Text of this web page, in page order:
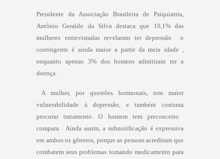
Presidente da Associação Brasileira de Psiquiatria,
Antônio Geraldo da Silva destaca que 10,1% das
mulheres entrevistadas revelaram ter depressão  o
contingente é ainda maior a partir da meia idade ,
enquanto apenas 3% dos homens admitiram ter a
doença.
 A mulher, por questões hormonais, tem maior
vulnerabilidade à depressão, e também costuma
procurar tratamento. O homem tem preconceito 
compara.  Ainda assim, a subnotificação é expressiva
em ambos os gêneros, porque as pessoas acreditam que
combatem seus problemas tomando medicamento para